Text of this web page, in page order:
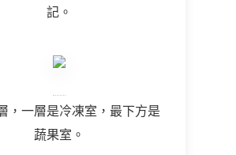
記。
，一層是冷凍室，最下方是
蔬果室。